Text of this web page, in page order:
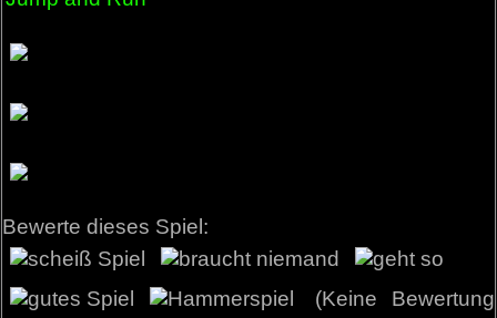
Bewerte dieses Spiel:
(Keine Bewertung